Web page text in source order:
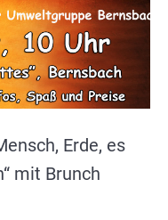
Erde, es
mit Brunch